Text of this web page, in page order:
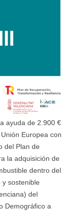
ayuda de 2.900 €
Europea con
del Plan de
la adquisición de
dentro del
y sostenible
del
Demográfico a